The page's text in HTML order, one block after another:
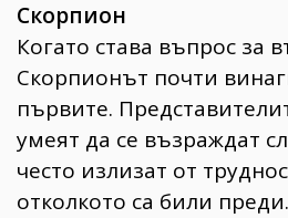
Скорпион
Когато става въпрос за
Скорпионът почти
първите.
умеят да се възраждат
често излизат от
отколкото са били преди.